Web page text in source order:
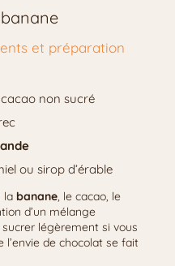
et préparation
non sucré
ou sirop d’érable
la banane, le cacao, le
d’un mélange
légèrement si vous
l’envie de chocolat se fait